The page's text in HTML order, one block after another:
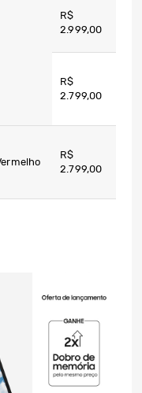
R$
2.999,00
R$
2.799,00
R$
2.799,00